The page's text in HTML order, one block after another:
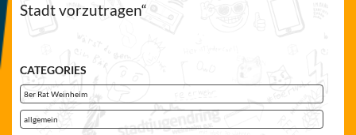
Stadt vorzutragen“
CATEGORIES
8er Rat Weinheim
allgemein